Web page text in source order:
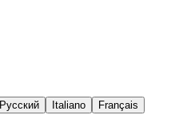
Русский Italiano
Français